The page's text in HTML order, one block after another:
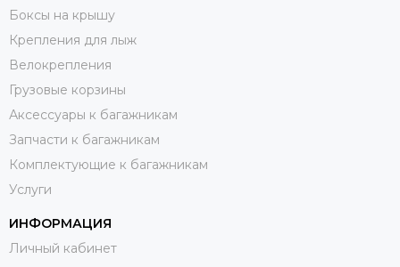
Боксы на крышу
Крепления для лыж
Велокрепления
Грузовые корзины
Аксессуары к багажникам
Запчасти к багажникам
Комплектующие к багажникам
Услуги
ИНФОРМАЦИЯ
Личный кабинет